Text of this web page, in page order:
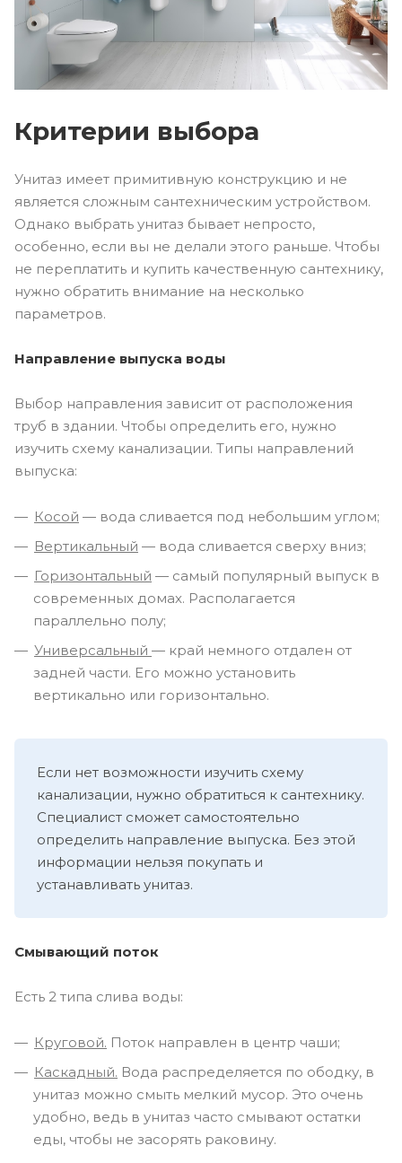
Критерии выбора
Унитаз имеет примитивную конструкцию и не
является сложным сантехническим устройством.
Однако выбрать унитаз бывает непросто,
особенно, если вы не делали этого раньше. Чтобы
не переплатить и купить качественную сантехнику,
нужно обратить внимание на несколько
параметров.
Направление выпуска воды
Выбор направления зависит от расположения
труб в здании. Чтобы определить его, нужно
изучить схему канализации. Типы направлений
выпуска:
Косой — вода сливается под небольшим углом;
Вертикальный — вода сливается сверху вниз;
Горизонтальный — самый популярный выпуск в
современных домах. Располагается
параллельно полу;
Универсальный — край немного отдален от
задней части. Его можно установить
вертикально или горизонтально.
Если нет возможности изучить схему
канализации, нужно обратиться к сантехнику.
Специалист сможет самостоятельно
определить направление выпуска. Без этой
информации нельзя покупать и
устанавливать унитаз.
Смывающий поток
Есть 2 типа слива воды:
Круговой. Поток направлен в центр чаши;
Каскадный. Вода распределяется по ободку, в
унитаз можно смыть мелкий мусор. Это очень
удобно, ведь в унитаз часто смывают остатки
еды, чтобы не засорять раковину.